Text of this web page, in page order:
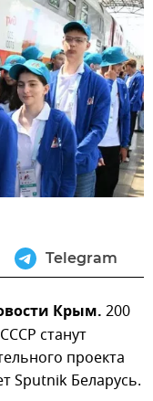
Telegram
Крым. 200
станут
проекта
Sputnik Беларусь.